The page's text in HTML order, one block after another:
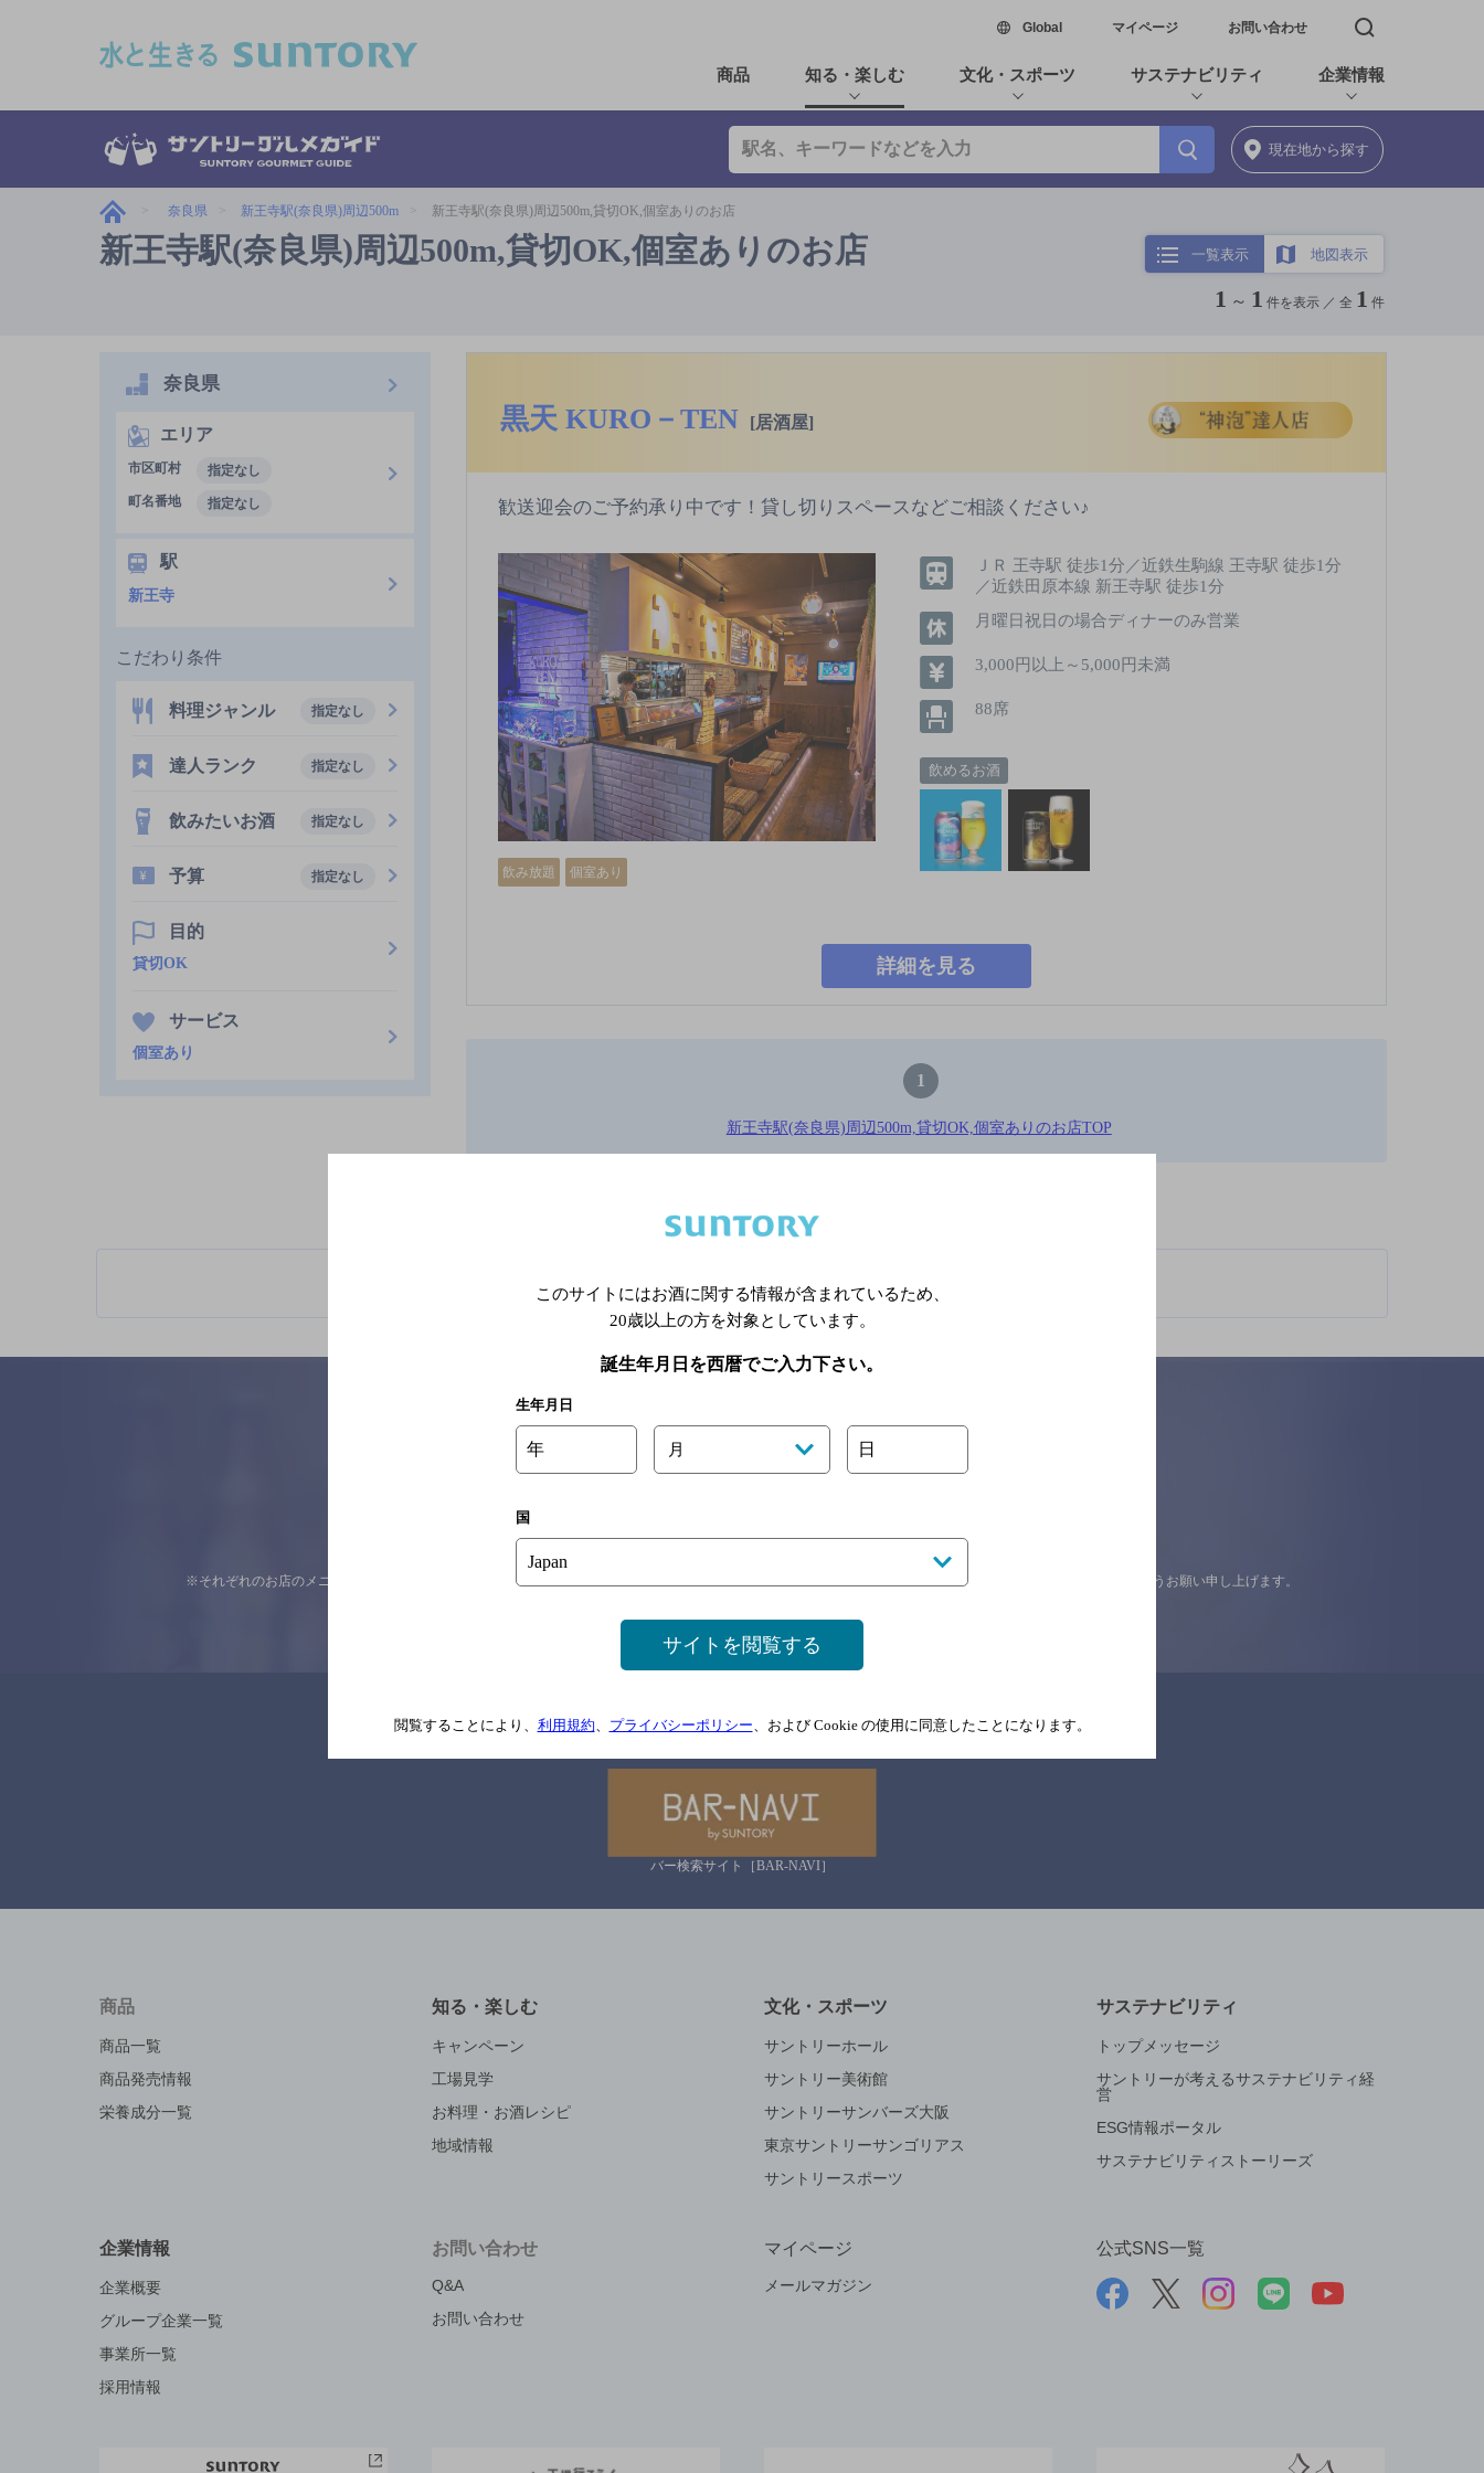
Global新しいウィンドウで開く
マイページ お問い合わせ 検索窓を開く
商品 知る・楽しむ 文化・スポーツ サステナビリティ 企業情報
現在地から探す
奈良県 新王寺駅(奈良県)周辺500m 新王寺駅(奈良県)周辺500m,貸切OK,個室ありのお店
新王寺駅(奈良県)周辺500m,貸切OK,個室ありのお店 一覧表示 地図表示
1 ～ 1 件を表示 ／ 全 1 件
黒天 KURO－TEN [居酒屋]
歓送迎会のご予約承り中です！貸し切りスペースなどご相談ください♪
飲み放題 個室あり
ＪＲ 王寺駅 徒歩1分／近鉄生駒線 王寺駅 徒歩1分
／近鉄田原本線 新王寺駅 徒歩1分
月曜日祝日の場合ディナーのみ営業
3,000円以上～5,000円未満
88席
飲めるお酒
詳細を見る
1
新王寺駅(奈良県)周辺500m,貸切OK,個室ありのお店TOP
奈良県
エリア
市区町村
指定なし
町名番地
指定なし
駅
新王寺
こだわり条件
料理ジャンル 指定なし
達人ランク 指定なし
飲みたいお酒 指定なし
予算 指定なし
目的
貸切OK
サービス
個室あり
関連ページ
※それぞれのお店のメニューや営業時間などの掲載情報については、 念のためお店にご確認の上ご来店くださいますようお願い申し上げます。
関連リンク
バー検索サイト［BAR-NAVI］
商品
商品一覧
商品発売情報
栄養成分一覧
知る・楽しむ
キャンペーン
工場見学
お料理・お酒レシピ
地域情報
文化・スポーツ
サントリーホール
サントリー美術館
サントリーサンバーズ大阪
東京サントリーサンゴリアス
サントリースポーツ
サステナビリティ
トップメッセージ
サントリーが考えるサステナビリティ経
営
ESG情報ポータル
サステナビリティストーリーズ
企業情報
企業概要
グループ企業一覧
事業所一覧
採用情報
お問い合わせ
Q&A
お問い合わせ
マイページ
メールマガジン
公式SNS一覧
このサイトにはお酒に関する情報が含まれているため、
20歳以上の方を対象としています。
誕生年月日を西暦でご入力下さい。
生年月日
年 月 日
国
サイトを閲覧する
閲覧することにより、 利用規約 プライバシーポリシー 、および Cookie の使用に同意したことになります。